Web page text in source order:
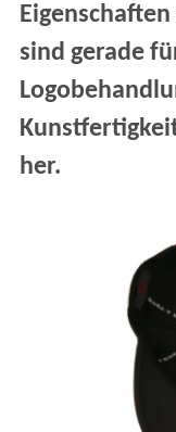
sind gerade
her.